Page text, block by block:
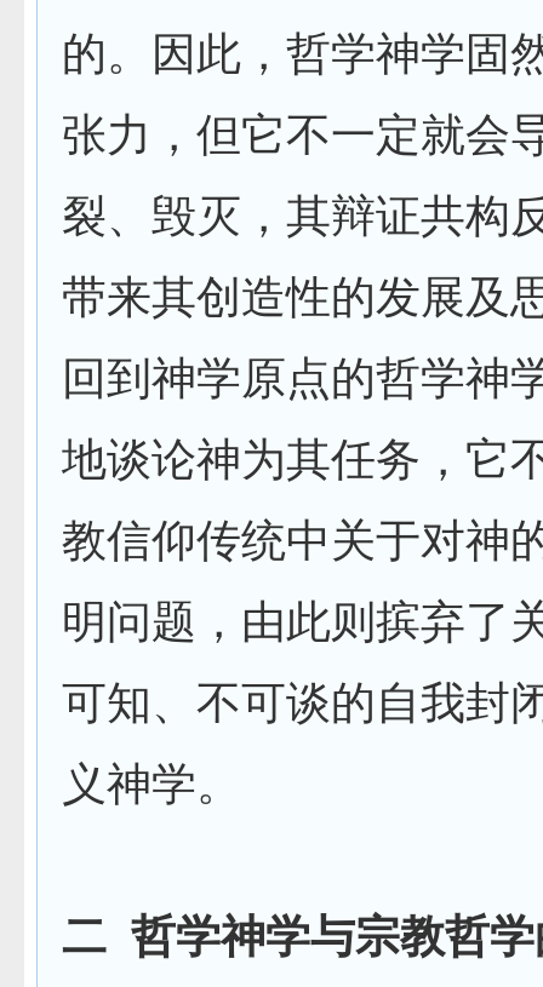
的。因此，哲学神学固
张力，但它不一定就会
裂、毁灭，其辩证共构
带来其创造性的发展及
回到神学原点的哲学神
地谈论神为其任务，它
教信仰传统中关于对神
明问题，由此则摈弃了
可知、不可谈的自我封
义神学。
二 哲学神学与宗教哲